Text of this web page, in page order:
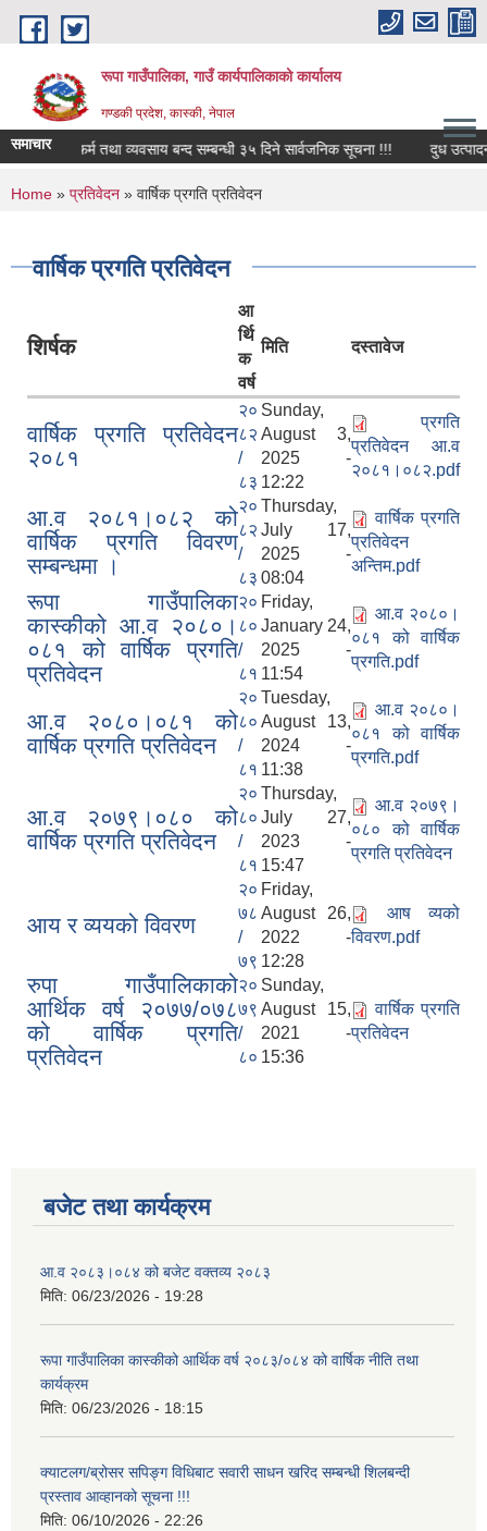
Skip to main content
रूपा गाउँपालिका, गाउँ कार्यपालिकाको कार्यालय
गण्डकी प्रदेश, कास्की, नेपाल
समाचारफर्म तथा व्यवसाय बन्द सम्बन्धी ३५ दिने सार्वजनिक सूचना !!! दुध
You are here
Home » प्रतिवेदन » वार्षिक प्रगति प्रतिवेदन
वार्षिक प्रगति प्रतिवेदन
शिर्षक
आ
र्थि
क
वर्ष
मिति दस्तावेज
वार्षिक प्रगति प्रतिवेदन
२०८१
२०
८२
/
८३
Sunday,
August 3,
2025 -
12:22
प्रगति
प्रतिवेदन आ.व
२०८१।०८२.pdf
आ.व २०८१।०८२ को
वार्षिक प्रगति विवरण
सम्बन्धमा ।
२०
८२
/
८३
Thursday,
July 17,
2025 -
08:04
वार्षिक प्रगति
प्रतिवेदन
अन्तिम.pdf
रूपा गाउँपालिका
कास्कीको आ.व २०८०।
०८१ को वार्षिक प्रगति
प्रतिवेदन
२०
८०
/
८१
Friday,
January 24,
2025 -
11:54
आ.व २०८०।
०८१ को वार्षिक
प्रगति.pdf
आ.व २०८०।०८१ को
वार्षिक प्रगति प्रतिवेदन
२०
८०
/
८१
Tuesday,
August 13,
2024 -
11:38
आ.व २०८०।
०८१ को वार्षिक
प्रगति.pdf
आ.व २०७९।०८० को
वार्षिक प्रगति प्रतिवेदन
२०
८०
/
८१
Thursday,
July 27,
2023 -
15:47
आ.व २०७९।
०८० को वार्षिक
प्रगति प्रतिवेदन
आय र व्ययको विवरण
२०
७८
/
७९
Friday,
August 26,
2022 -
12:28
आष व्यको
विवरण.pdf
रुपा गाउँपालिकाको
आर्थिक वर्ष २०७७/०७८
को वार्षिक प्रगति
प्रतिवेदन
२०
७९
/
८०
Sunday,
August 15,
2021 -
15:36
वार्षिक प्रगति
प्रतिवेदन
बजेट तथा कार्यक्रम
आ.व २०८३।०८४ को बजेट वक्तव्य २०८३
मिति: 06/23/2026 - 19:28
रूपा गाउँपालिका कास्कीको आर्थिक वर्ष २०८३/०८४ को वार्षिक नीति तथा
कार्यक्रम
मिति: 06/23/2026 - 18:15
क्याटलग/ब्रोसर सपिङ्ग विधिबाट सवारी साधन खरिद सम्बन्धी शिलबन्दी
प्रस्ताव आव्हानको सूचना !!!
मिति: 06/10/2026 - 22:26